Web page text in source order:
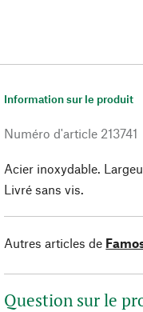
Information sur le produit
Numéro d'article 213741
Acier inoxydable.
Livré sans vis.
Autres articles de
Question sur le